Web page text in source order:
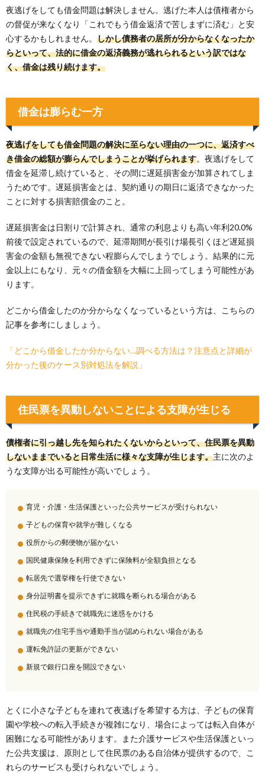
夜逃げをしても借金問題は解決しません。逃げた本人は債権者から
の督促が来なくなり「これでもう借金返済で苦しまずに済む」と安
心するかもしれません。 しかし債務者の居所が分からなくなったか
らといって、法的に借金の返済義務が逃れられるという訳ではな
く、借金は残り続けます。
借金は膨らむ一方
夜逃げをしても借金問題の解決に至らない理由の一つに、返済すべ
き借金の総額が膨らんでしまうことが挙げられます。夜逃げをして
借金を延滞し続けていると、その間に遅延損害金が加算されてしま
うためです。遅延損害金とは、契約通りの期日に返済できなかった
ことに対する損害賠償金のこと。
遅延損害金は日割りで計算され、通常の利息よりも高い年利20.0%
前後で設定されているので、延滞期間が長引け場長引くほど遅延損
害金の金額も無視できない程膨らんでしまうでしょう。結果的に元
金以上にもなり、元々の借金額を大幅に上回ってしまう可能性があ
ります。
どこから借金したのか分からなくなっているという方は、こちらの
記事を参考にしましょう。
「どこから借金したか分からない…調べる方法は？注意点と詳細が
分かった後のケース別対処法を解説」
住民票を異動しないことによる支障が生じる
債権者に引っ越し先を知られたくないからといって、住民票を異動
しないままでいると日常生活に様々な支障が生じます。主に次のよ
うな支障が出る可能性が高いでしょう。
育児・介護・生活保護といった公共サービスが受けられない
子どもの保育や就学が難しくなる
役所からの郵便物が届かない
国民健康保険を利用できずに保険料が全額負担となる
転居先で選挙権を行使できない
身分証明書を提示できずに就職を断られる場合がある
住民税の手続きで就職先に迷惑をかける
就職先の住宅手当や通勤手当が認められない場合がある
運転免許証の更新ができない
新規で銀行口座を開設できない
とくに小さな子どもを連れて夜逃げを希望する方は、子どもの保育
園や学校への転入手続きが複雑になり、場合によっては転入自体が
困難になる可能性があります。また介護サービスや生活保護といっ
た公共支援は、原則として住民票のある自治体が提供するので、こ
れらのサービスも受けられないでしょう。